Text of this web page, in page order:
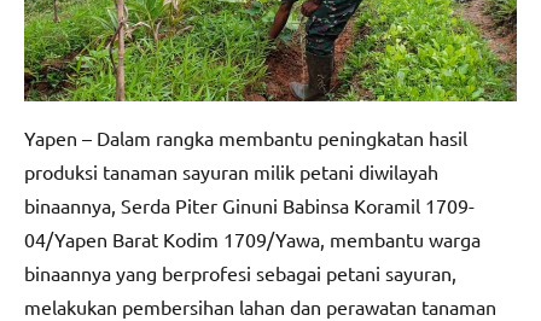
Yapen – Dalam rangka membantu peningkatan hasil
produksi tanaman sayuran milik petani diwilayah
binaannya, Serda Piter Ginuni Babinsa Koramil 1709-
04/Yapen Barat Kodim 1709/Yawa, membantu warga
binaannya yang berprofesi sebagai petani sayuran,
melakukan pembersihan lahan dan perawatan tanaman